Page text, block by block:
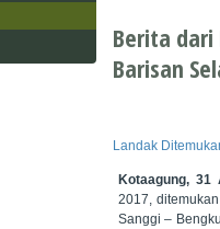
Berita dari
Barisan
Landak
Kotaagung, 31
2017,
Sanggi –